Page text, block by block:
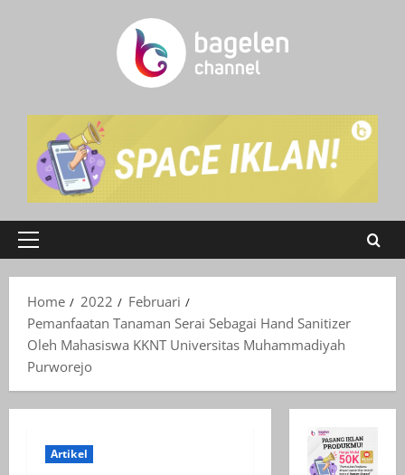
Primary
Home
2022
Februari
Pemanfaatan Tanaman Serai Sebagai Hand Sanitizer
Oleh Mahasiswa KKNT Universitas Muhammadiyah
Purworejo
Artikel